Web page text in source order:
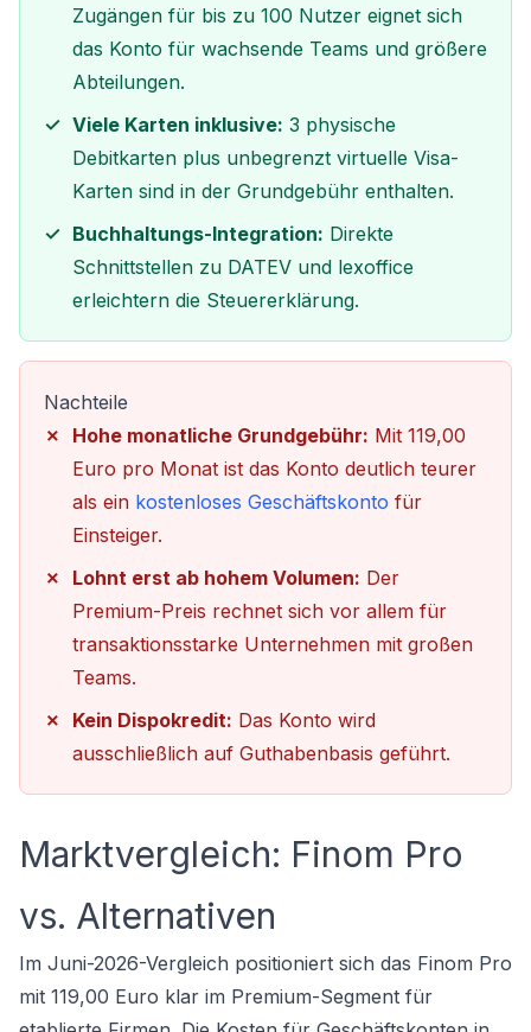
Zugängen für bis zu 100 Nutzer eignet sich
das Konto für wachsende Teams und größere
Abteilungen.
Viele Karten inklusive: 3 physische
Debitkarten plus unbegrenzt virtuelle Visa-
Karten sind in der Grundgebühr enthalten.
Buchhaltungs-Integration: Direkte
Schnittstellen zu DATEV und lexoffice
erleichtern die Steuererklärung.
Nachteile
Hohe monatliche Grundgebühr: Mit 119,00
Euro pro Monat ist das Konto deutlich teurer
als ein kostenloses Geschäftskonto für
Einsteiger.
Lohnt erst ab hohem Volumen: Der
Premium-Preis rechnet sich vor allem für
transaktionsstarke Unternehmen mit großen
Teams.
Kein Dispokredit: Das Konto wird
ausschließlich auf Guthabenbasis geführt.
Marktvergleich: Finom Pro
vs. Alternativen
Im Juni-2026-Vergleich positioniert sich das Finom Pro
mit 119,00 Euro klar im Premium-Segment für